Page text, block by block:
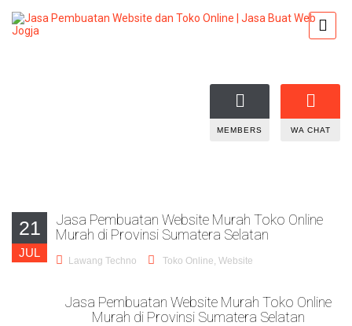
MEMBERS WA CHAT
21
JUL
Jasa Pembuatan Website Murah Toko Online
Murah di Provinsi Sumatera Selatan
Lawang Techno Toko Online, Website
Jasa Pembuatan Website Murah Toko Online
Murah di Provinsi Sumatera Selatan